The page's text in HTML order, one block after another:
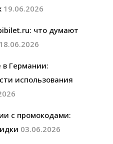
19.06.2026
что думают
18.06.2026
в Германии:
использования
с промокодами:
03.06.2026